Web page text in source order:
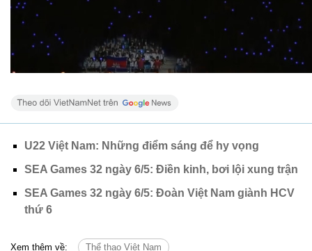
U22 Việt Nam: Những điểm sáng để hy vọng
SEA Games 32 ngày 6/5: Điền kinh, bơi lội xung trận
SEA Games 32 ngày 6/5: Đoàn Việt Nam giành HCV
thứ 6
Xem thêm về: Thể thao Việt Nam